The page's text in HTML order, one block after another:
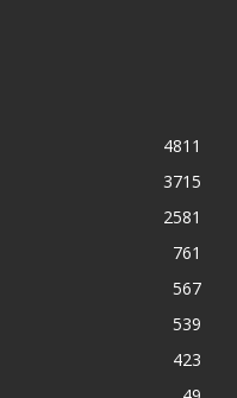
4811
3715
2581
761
567
539
423